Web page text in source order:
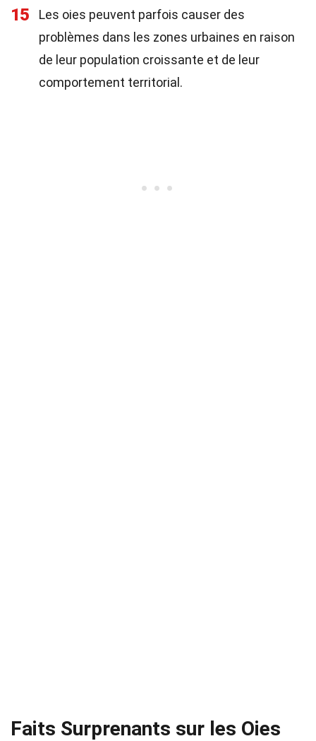
15
Les oies peuvent parfois causer des
problèmes dans les zones urbaines en raison
de leur population croissante et de leur
comportement territorial.
Faits Surprenants sur les Oies